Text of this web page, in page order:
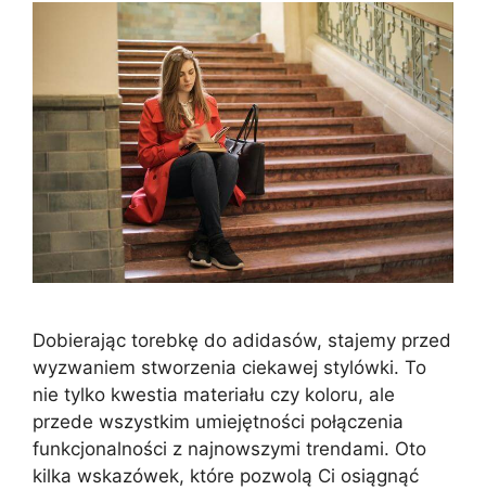
Dobierając torebkę do adidasów, stajemy przed
wyzwaniem stworzenia ciekawej stylówki. To
nie tylko kwestia materiału czy koloru, ale
przede wszystkim umiejętności połączenia
funkcjonalności z najnowszymi trendami. Oto
kilka wskazówek, które pozwolą Ci osiągnąć